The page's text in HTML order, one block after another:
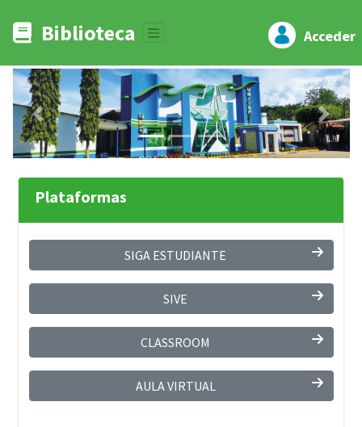
Biblioteca Acceder
Previous Next
Plataformas
SIGA ESTUDIANTE
SIVE
CLASSROOM
AULA VIRTUAL